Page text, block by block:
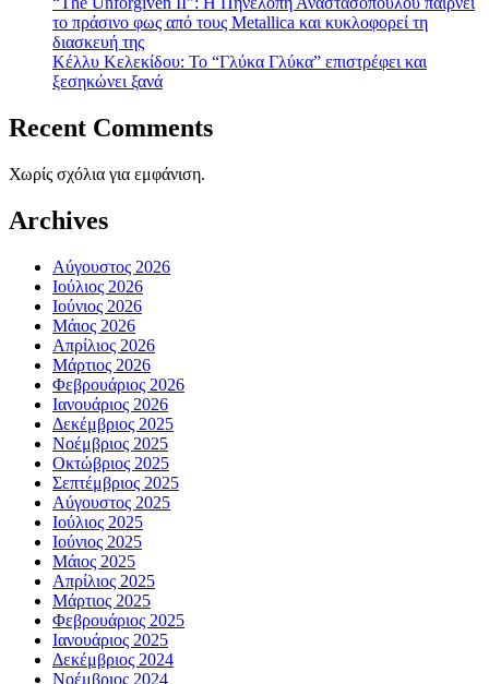
το πράσινο φως από τους Metallica και κυκλοφορεί τη
διασκευή της
Κέλλυ Κελεκίδου: Το “Γλύκα Γλύκα” επιστρέφει και
ξεσηκώνει ξανά
Recent Comments
Χωρίς σχόλια για εμφάνιση.
Archives
Αύγουστος 2026
Ιούλιος 2026
Ιούνιος 2026
Μάιος 2026
Απρίλιος 2026
Μάρτιος 2026
Φεβρουάριος 2026
Ιανουάριος 2026
Δεκέμβριος 2025
Νοέμβριος 2025
Οκτώβριος 2025
Σεπτέμβριος 2025
Αύγουστος 2025
Ιούλιος 2025
Ιούνιος 2025
Μάιος 2025
Απρίλιος 2025
Μάρτιος 2025
Φεβρουάριος 2025
Ιανουάριος 2025
Δεκέμβριος 2024
Νοέμβριος 2024